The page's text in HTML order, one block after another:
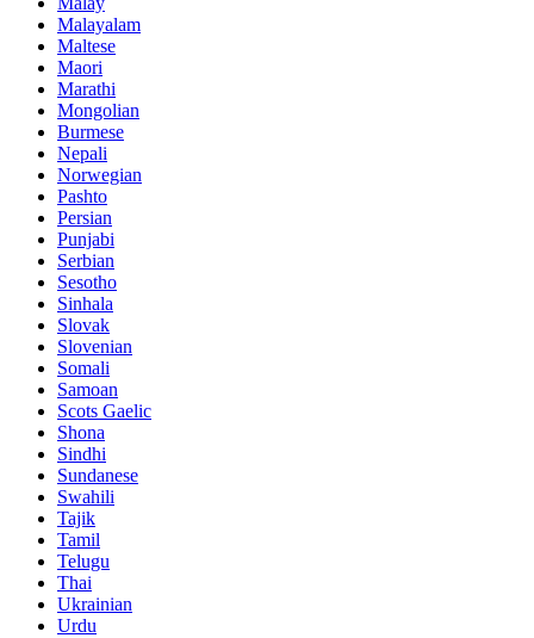
Malayalam
Maltese
Maori
Marathi
Mongolian
Burmese
Nepali
Norwegian
Pashto
Persian
Punjabi
Serbian
Sesotho
Sinhala
Slovak
Slovenian
Somali
Samoan
Scots Gaelic
Shona
Sindhi
Sundanese
Swahili
Tajik
Tamil
Telugu
Thai
Ukrainian
Urdu